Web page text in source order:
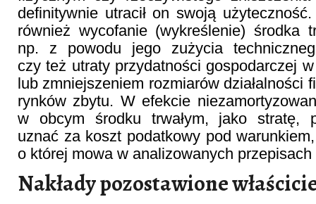
definitywnie utracił on swoją
również wycofanie (wykreślenie) środka
np. z powodu jego zużycia
czy też utraty przydatności gospodarczej
lub zmniejszeniem rozmiarów działalności
rynków zbytu. W efekcie
w obcym środku trwałym, jako stratę,
uznać za koszt podatkowy pod
o której mowa w analizowanych przepisach
Nakłady pozostawione